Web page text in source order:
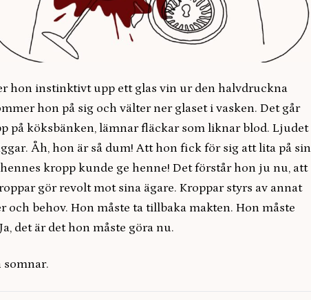
hon instinktivt upp ett glas vin ur den halvdruckna
hon på sig och välter ner glaset i vasken. Det går
på köksbänken, lämnar fläckar som liknar blod. Ljudet
Åh, hon är så dum! Att hon fick för sig att lita på sin
kropp kunde ge henne! Det förstår hon ju nu, att
gör revolt mot sina ägare. Kroppar styrs av annat
och behov. Hon måste ta tillbaka makten. Hon måste
det är det hon måste göra nu.